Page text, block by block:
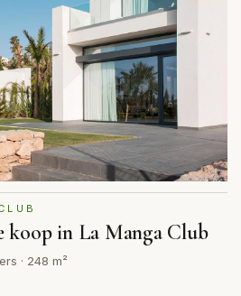
koop in La Manga Club
· 248 m²